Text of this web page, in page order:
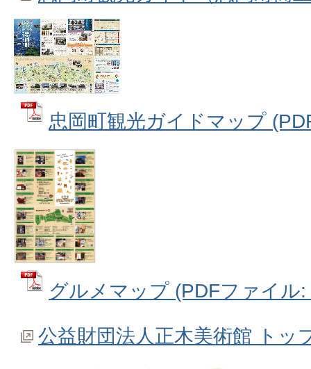
忠岡町観光ガイドマップ
グルメマップ (PDFファイル
公益財団法人正木美術館 トッ